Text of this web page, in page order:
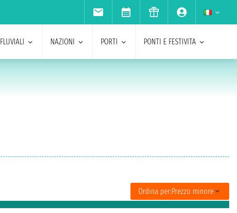
FLUVIALI NAZIONI PORTI PONTI E FESTIVITA
Ordina per:Prezzo minore